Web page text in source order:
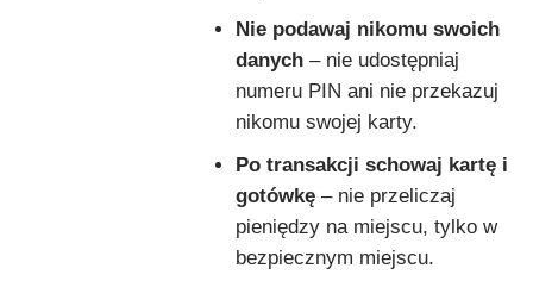
Nie podawaj nikomu swoich
danych – nie udostępniaj
numeru PIN ani nie przekazuj
nikomu swojej karty.
Po transakcji schowaj kartę i
gotówkę – nie przeliczaj
pieniędzy na miejscu, tylko w
bezpiecznym miejscu.